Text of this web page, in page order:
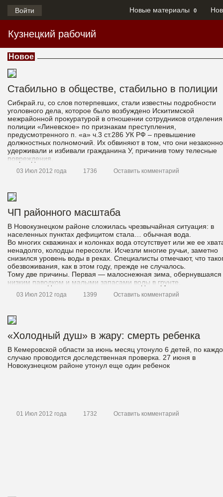
Войти Новые материалы 0
Кузнецкий рабочий
Новое
Стабильно в обществе, стабильно в полиции
Сибкрай.ru, со слов потерпевших, стали известны подробности
уголовного дела, которое было возбуждено Искитимской
межрайонной прокуратурой в отношении сотрудников отделения
полиции «Линевское» по признакам преступления,
предусмотренного п. «а» ч.3 ст.286 УК РФ – превышение
должностных полномочий. Их обвиняют в том, что они незаконно
удерживали и избивали гражданина У, причинив тому телесные
повреждения.
03 Июл 2012 года 1736 Оставить комментарий
ЧП районного масштаба
В Новокузнецком районе сложилась чрезвычайная ситуация: в
населенных пунктах дефицитом стала… обычная вода.
Во многих скважинах и колонках вода отсутствует или же ее
ненадолго, колодцы пересохли. Исчезли многие ручьи, заметно
снизился уровень воды в реках. Специалисты отмечают, что
обезвоживания, как в этом году, прежде не случалось.
Тому две причины. Первая — малоснежная зима, обернувшаяся
низким паводком и малыми запасами воды в грунте.
03 Июл 2012 года 1399 Оставить комментарий
«Холодный душ» в жару: смерть ребенка
В Кемеровской области за июнь месяц утонуло 6 детей, по
случаю проводится доследственная проверка. 27 июня в
Новокузнецком районе утонул еще один ребенок
01 Июл 2012 года 1732 Оставить комментарий